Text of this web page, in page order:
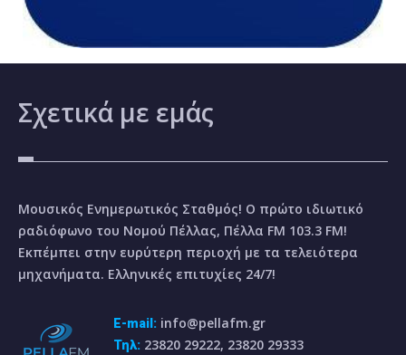
Σχετικά με εμάς
Μουσικός Ενημερωτικός Σταθμός! Ο πρώτο ιδιωτικό
ραδιόφωνο του Νομού Πέλλας, Πέλλα FM 103.3 FM!
Εκπέμπει στην ευρύτερη περιοχή με τα τελειότερα
μηχανήματα. Ελληνικές επιτυχίες 24/7!
E-mail: info@pellafm.gr
Τηλ: 23820 29222, 23820 29333